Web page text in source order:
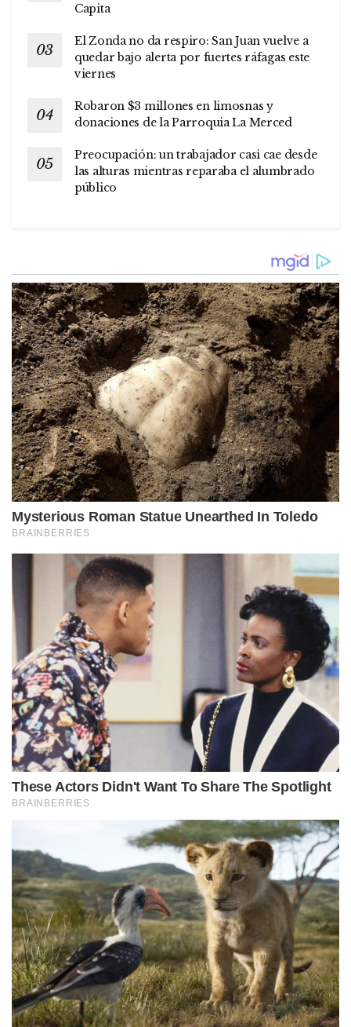
Capita
El Zonda no da respiro: San Juan vuelve a
quedar bajo alerta por fuertes ráfagas este
viernes
Robaron $3 millones en limosnas y
donaciones de la Parroquia La Merced
Preocupación: un trabajador casi cae desde
las alturas mientras reparaba el alumbrado
público